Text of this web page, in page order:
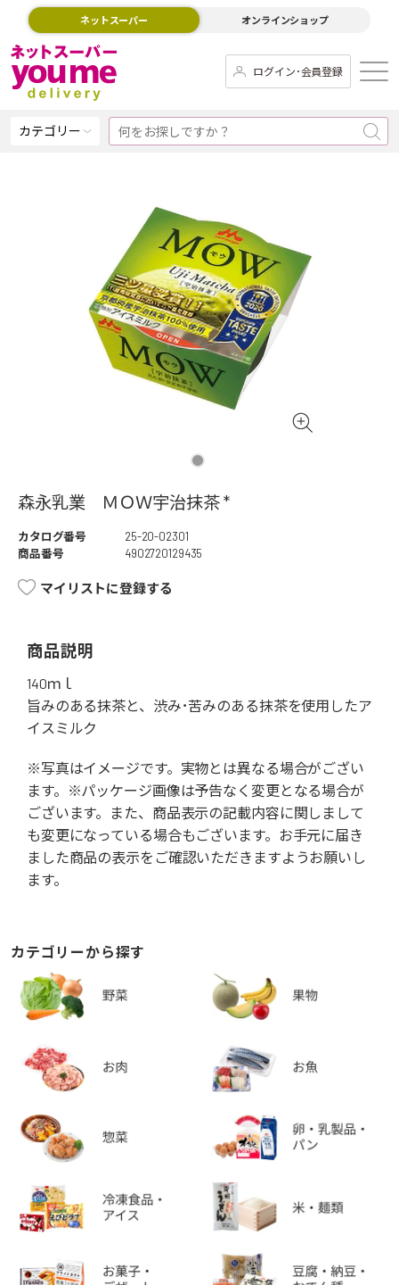
ネットスーパー オンラインショップ
ログイン･会員登録
カテゴリー
森永乳業 ＭＯＷ宇治抹茶 *
カタログ番号
25-20-02301
商品番号
4902720129435
マイリストに登録する
商品説明
140ｍｌ
旨みのある抹茶と、渋み･苦みのある抹茶を使用したア
イスミルク
※写真はイメージです。実物とは異なる場合がござい
ます。※パッケージ画像は予告なく変更となる場合が
ございます。また、商品表示の記載内容に関しまして
も変更になっている場合もございます。お手元に届き
ました商品の表示をご確認いただきますようお願いし
ます。
カテゴリーから探す